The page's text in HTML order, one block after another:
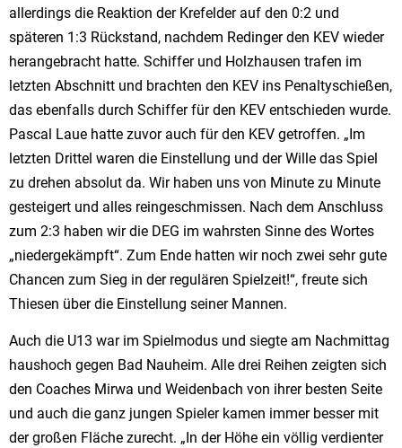
allerdings die Reaktion der Krefelder auf den 0:2 und
späteren 1:3 Rückstand, nachdem Redinger den KEV wieder
herangebracht hatte. Schiffer und Holzhausen trafen im
letzten Abschnitt und brachten den KEV ins Penaltyschießen,
das ebenfalls durch Schiffer für den KEV entschieden wurde.
Pascal Laue hatte zuvor auch für den KEV getroffen. „Im
letzten Drittel waren die Einstellung und der Wille das Spiel
zu drehen absolut da. Wir haben uns von Minute zu Minute
gesteigert und alles reingeschmissen. Nach dem Anschluss
zum 2:3 haben wir die DEG im wahrsten Sinne des Wortes
„niedergekämpft“. Zum Ende hatten wir noch zwei sehr gute
Chancen zum Sieg in der regulären Spielzeit!“, freute sich
Thiesen über die Einstellung seiner Mannen.
Auch die U13 war im Spielmodus und siegte am Nachmittag
haushoch gegen Bad Nauheim. Alle drei Reihen zeigten sich
den Coaches Mirwa und Weidenbach von ihrer besten Seite
und auch die ganz jungen Spieler kamen immer besser mit
der großen Fläche zurecht. „In der Höhe ein völlig verdienter